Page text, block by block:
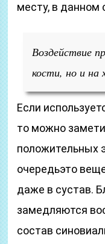
месту, в данном
Воздействие
кости, но и на
Если
то можно
положительных
очередьэто
даже в сустав.
замедляются
состав